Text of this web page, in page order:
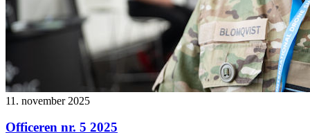
11. november 2025
Officeren nr. 5 2025